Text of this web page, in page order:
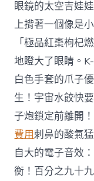
眼鏡的太空吉娃
上揹著一個像是
「極品紅棗枸
地瞪大了眼睛。
白色手套的爪子
生！宇宙水餃快
子炮鎖定前離開
費用刺鼻的酸氣
自大的電子音效
衡！百分之九十